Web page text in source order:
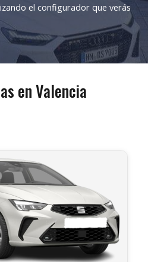
el configurador que verás
en Valencia